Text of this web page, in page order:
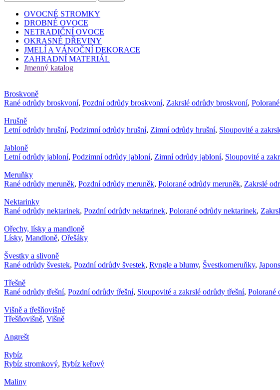
OVOCNÉ STROMKY
DROBNÉ OVOCE
NETRADIČNÍ OVOCE
OKRASNÉ DŘEVINY
JMELÍ A VÁNOČNÍ DEKORACE
ZAHRADNÍ MATERIÁL
Jmenný katalog
Broskvoně
Rané odrůdy broskvoní, Pozdní odrůdy broskvoní, Zakrslé odrůdy broskvoní,
Hrušně
Letní odrůdy hrušní, Podzimní odrůdy hrušní, Zimní odrůdy hrušní, Sloupovité a
Jabloně
Letní odrůdy jabloní, Podzimní odrůdy jabloní, Zimní odrůdy jabloní, Sloupovité a
Meruňky
Rané odrůdy meruněk, Pozdní odrůdy meruněk, Polorané odrůdy meruněk, Zakrslé
Nektarinky
Rané odrůdy nektarinek, Pozdní odrůdy nektarinek, Polorané odrůdy nektarinek,
Ořechy, lísky a mandloně
Lísky, Mandloně, Ořešáky
Švestky a slivoně
Rané odrůdy švestek, Pozdní odrůdy švestek, Ryngle a blumy, Švestkomeruňky,
Třešně
Rané odrůdy třešní, Pozdní odrůdy třešní, Sloupovité a zakrslé odrůdy třešní, Polorané
Višně a třešňovišně
Třešňovišně, Višně
Angrešt
Rybíz
Rybíz stromkový, Rybíz keřový
Maliny